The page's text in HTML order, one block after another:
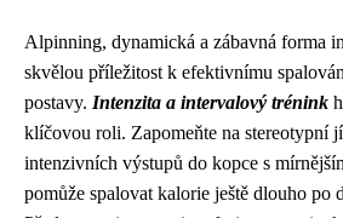
Alpinning, dynamická a zábavná forma
skvělou příležitost k efektivnímu
postavy. Intenzita a intervalový trénink
klíčovou roli. Zapomeňte na stereotypní
intenzivních výstupů do kopce s
pomůže spalovat kalorie ještě dlouho po